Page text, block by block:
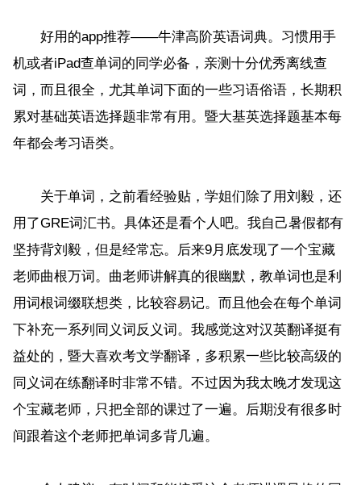
好用的app推荐——牛津高阶英语词典。习惯用手
机或者iPad查单词的同学必备，亲测十分优秀离线查
词，而且很全，尤其单词下面的一些习语俗语，长期积
累对基础英语选择题非常有用。暨大基英选择题基本每
年都会考习语类。
关于单词，之前看经验贴，学姐们除了用刘毅，还
用了GRE词汇书。具体还是看个人吧。我自己暑假都有
坚持背刘毅，但是经常忘。后来9月底发现了一个宝藏
老师曲根万词。曲老师讲解真的很幽默，教单词也是利
用词根词缀联想类，比较容易记。而且他会在每个单词
下补充一系列同义词反义词。我感觉这对汉英翻译挺有
益处的，暨大喜欢考文学翻译，多积累一些比较高级的
同义词在练翻译时非常不错。不过因为我太晚才发现这
个宝藏老师，只把全部的课过了一遍。后期没有很多时
间跟着这个老师把单词多背几遍。